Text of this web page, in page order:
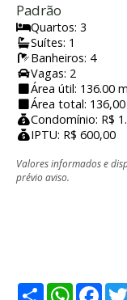
Padrão
Quartos: 3
Suítes: 1
Banheiros: 4
Vagas: 2
Área útil: 136.00
Área total: 136,00
Condomínio: R$
IPTU: R$ 600,00
Valores informados e
prévio aviso.
Share